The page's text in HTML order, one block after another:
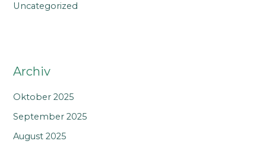
Uncategorized
Archiv
Oktober 2025
September 2025
August 2025